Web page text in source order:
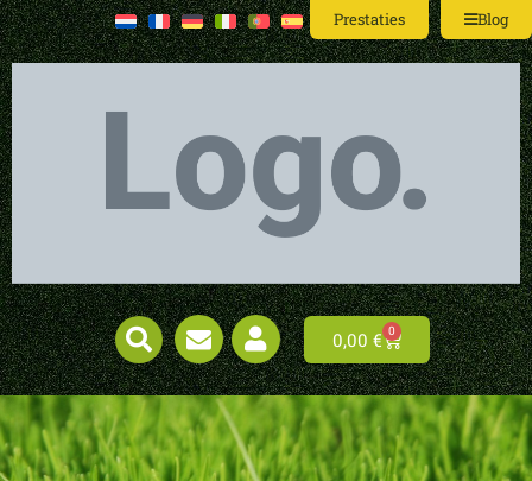
Prestaties Blog
0,00 € 0